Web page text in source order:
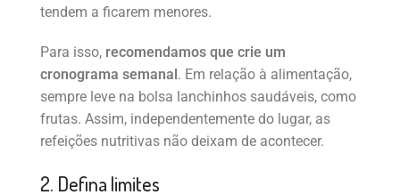
tendem a ficarem menores.
Para isso, recomendamos que crie um
cronograma semanal . Em relação à alimentação,
sempre leve na bolsa lanchinhos saudáveis, como
frutas. Assim, independentemente do lugar, as
refeições nutritivas não deixam de acontecer.
2. Defina limites